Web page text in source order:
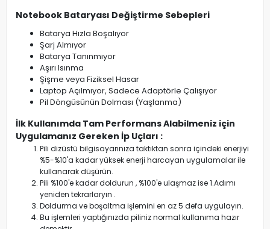
Notebook Bataryası Değiştirme Sebepleri
Batarya Hızla Boşalıyor
Şarj Almıyor
Batarya Tanınmıyor
Aşırı Isınma
Şişme veya Fiziksel Hasar
Laptop Açılmıyor, Sadece Adaptörle Çalışıyor
Pil Döngüsünün Dolması (Yaşlanma)
İlk Kullanımda Tam Performans Alabilmeniz için
Uygulamanız Gereken İp Uçları :
Pili dizüstü bilgisayarınıza taktıktan sonra içindeki enerjiyi
%5-%10'a kadar yüksek enerji harcayan uygulamalar ile
kullanarak düşürün.
Pili %100'e kadar doldurun , %100'e ulaşmaz ise 1.Adımı
yeniden tekrarlaryın .
Doldurma ve boşaltma işlemini en az 5 defa uygulayın.
Bu işlemleri yaptığınızda piliniz normal kullanıma hazır